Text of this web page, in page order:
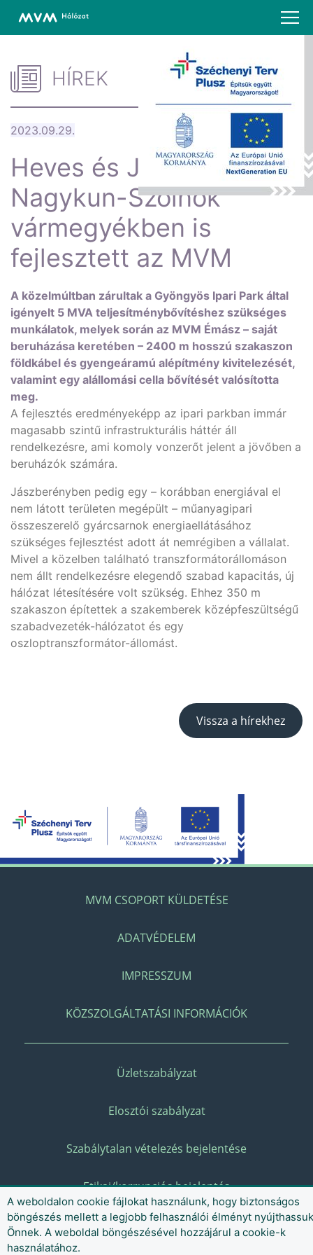
HÍREK
2023.09.29.
Heves és Jász-
Nagykun-Szolnok
vármegyékben is
fejlesztett az MVM
A közelmúltban zárultak a Gyöngyös Ipari Park által
igényelt 5 MVA teljesítménybővítéshez szükséges
munkálatok, melyek során az MVM Émász – saját
beruházása keretében – 2400 m hosszú szakaszon
földkábel és gyengeáramú alépítmény kivitelezését,
valamint egy alállomási cella bővítését valósította
meg.
A fejlesztés eredményeképp az ipari parkban immár
magasabb szintű infrastrukturális háttér áll
rendelkezésre, ami komoly vonzerőt jelent a jövőben a
beruházók számára.
Jászberényben pedig egy – korábban energiával el
nem látott területen megépült – műanyagipari
összeszerelő gyárcsarnok energiaellátásához
szükséges fejlesztést adott át nemrégiben a vállalat.
Mivel a közelben található transzformátorállomáson
nem állt rendelkezésre elegendő szabad kapacitás, új
hálózat létesítésére volt szükség. Ehhez 350 m
szakaszon építettek a szakemberek középfeszültségű
szabadvezeték-hálózatot és egy
oszloptranszformátor-állomást.
Vissza a hírekhez
MVM CSOPORT KÜLDETÉSE
ADATVÉDELEM
IMPRESSZUM
KÖZSZOLGÁLTATÁSI INFORMÁCIÓK
Üzletszabályzat
Elosztói szabályzat
Szabálytalan vételezés bejelentése
Etikai/korrupciós bejelentés
A weboldalon cookie fájlokat használunk, hogy biztonságos
böngészés mellett a legjobb felhasználói élményt nyújthassuk
Önnek. A weboldal böngészésével hozzájárul a cookie-k
használatához.